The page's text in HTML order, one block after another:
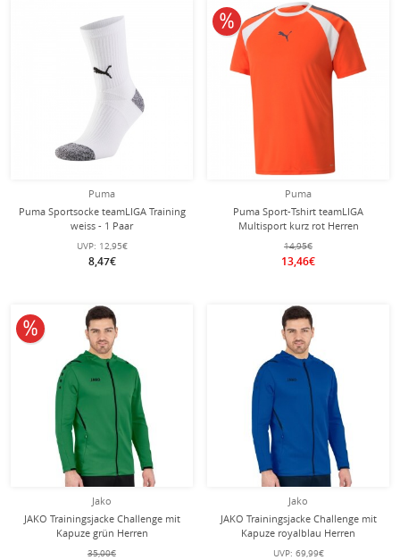
Puma
Puma Sportsocke teamLIGA Training
weiss - 1 Paar
UVP: 12,95€
8,47€
Puma
Puma Sport-Tshirt teamLIGA
Multisport kurz rot Herren
14,95€
13,46€
10% reduziert
Jako
JAKO Trainingsjacke Challenge mit
Kapuze grün Herren
35,00€
10% reduziert
Jako
JAKO Trainingsjacke Challenge mit
Kapuze royalblau Herren
UVP: 69,99€